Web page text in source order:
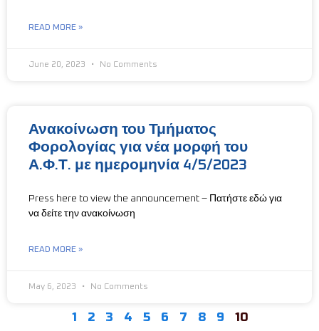
READ MORE »
June 20, 2023 No Comments
Ανακοίνωση του Τμήματος
Φορολογίας για νέα μορφή του
Α.Φ.Τ. με ημερομηνία 4/5/2023
Press here to view the announcement – Πατήστε εδώ για
να δείτε την ανακοίνωση
READ MORE »
May 6, 2023 No Comments
1 2 3 4 5 6 7 8 9 10